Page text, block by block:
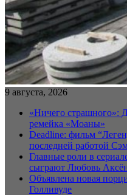
9 августа, 2026
«Ничего страшного»:
ремейка «Моаны»
Deadline: фильм
последней работой
Главные роли в
сыграют Любовь
Объявлена новая
Голливуде